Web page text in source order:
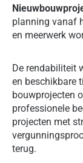
planning vanaf
en meerwerk
De rendabiliteit
en beschikbare
bouwprojecten
professionele
projecten met
terug.